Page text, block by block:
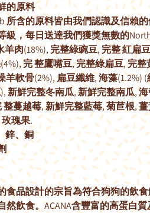
的原料
所含的原料皆由我們認識及信賴
級，每日送達我們獲獎無數的
羊肉(18%), 完整綠豌豆, 完整 紅扁
完 整鷹嘴豆, 完整綠扁豆, 完
羊軟骨(2%), 扁豆纖維, 海藻(1.2%)
), 新鮮完整冬南瓜, 新鮮完整南瓜,
整蔓越莓, 新鮮完整藍莓, 菊苣根,
瑰果.
鋅、銅
食品設計的宗旨為符合狗狗的飲
然飲食。ACANA含豐富的高蛋白